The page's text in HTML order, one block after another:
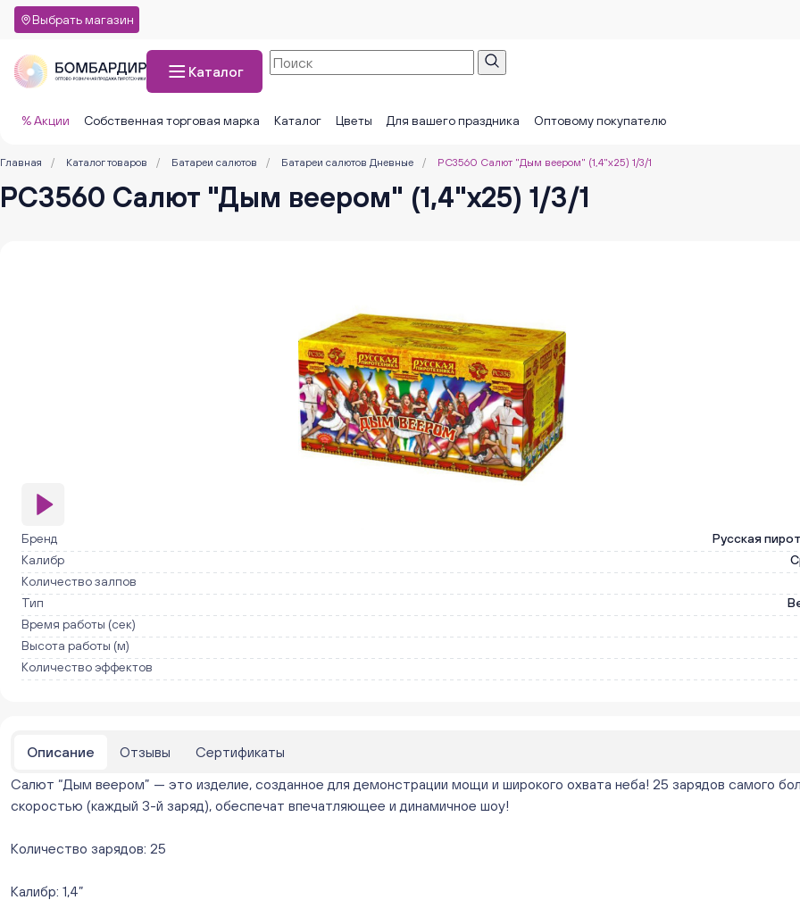
Выбрать магазин
Каталог
% Акции Собственная торговая марка Каталог Цветы Для вашего праздника Оптовому покупателю
Главная / Каталог товаров / Батареи салютов / Батареи салютов Дневные / РС3560 Салют "Дым веером" (1,4"х25) 1/3/1
РС3560 Салют "Дым веером" (1,4"х25) 1/3/1
Бренд
Русская
Калибр
Количество залпов
Тип
Время работы (сек)
Высота работы (м)
Количество эффектов
Описание Отзывы
Сертификаты
Салют “Дым веером” — это изделие, созданное для демонстрации мощи и широкого охвата неба! 25 зарядов самого
скоростью (каждый 3-й заряд), обеспечат впечатляющее и динамичное шоу!
Количество зарядов: 25
Калибр: 1,4”